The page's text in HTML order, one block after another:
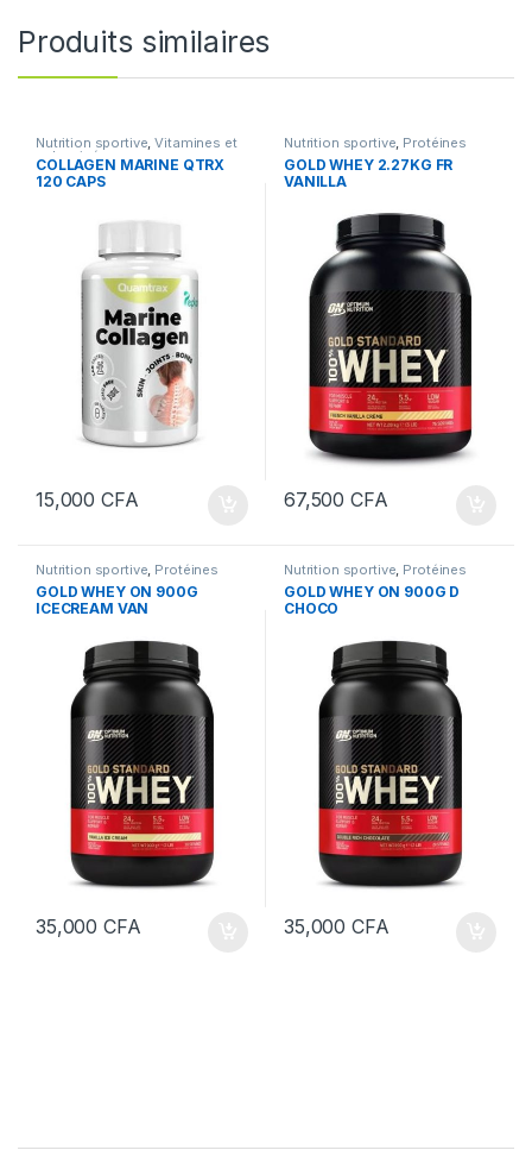
Produits similaires
Nutrition sportive,Vitamines et
sels minéraux
COLLAGEN MARINE QTRX
120 CAPS
15,000CFA
Nutrition sportive, Protéines
GOLD WHEY 2.27KG FR
VANILLA
67,500CFA
Nutrition sportive, Protéines
GOLD WHEY ON 900G
ICECREAM VAN
35,000CFA
Nutrition sportive, Protéines
GOLD WHEY ON 900G D
CHOCO
35,000CFA